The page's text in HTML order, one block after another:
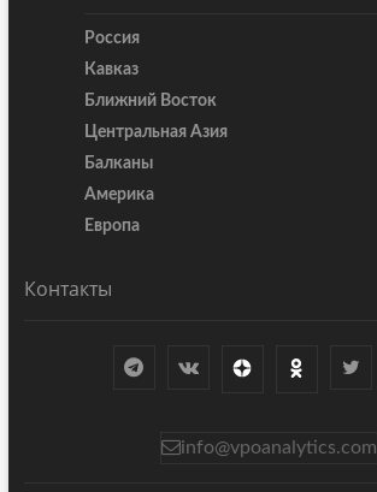
Россия
Кавказ
Ближний Восток
Центральная Азия
Балканы
Америка
Европа
Контакты
info@vpoanalytics.com